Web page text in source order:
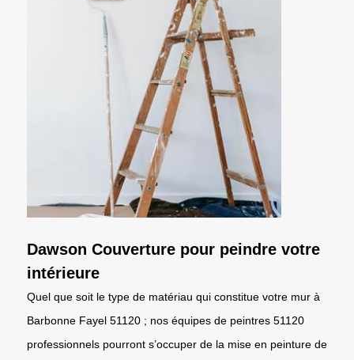
Dawson Couverture pour peindre votre
intérieure
Quel que soit le type de matériau qui constitue votre mur à
Barbonne Fayel 51120 ; nos équipes de peintres 51120
professionnels pourront s’occuper de la mise en peinture de